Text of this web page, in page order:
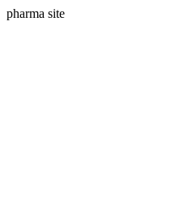
pharma site